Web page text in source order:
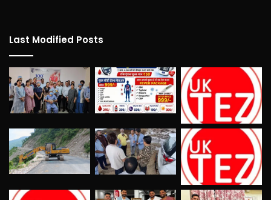
Last Modified Posts